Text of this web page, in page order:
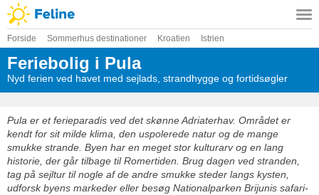
Forside Sommerhus destinationer Kroatien Istrien
Feriebolig i Pula
Nyd ferien ved havet med sejlads, strandhygge og fortidsøgler
Pula er et ferieparadis ved det skønne Adriaterhav. Området er
kendt for sit milde klima, den uspolerede natur og de mange
smukke strande. Byen har en meget stor kulturarv og en lang
historie, der går tilbage til Romertiden. Brug dagen ved stranden,
tag på sejltur til nogle af de andre smukke steder langs kysten,
udforsk byens markeder eller besøg Nationalparken Brijunis safari-